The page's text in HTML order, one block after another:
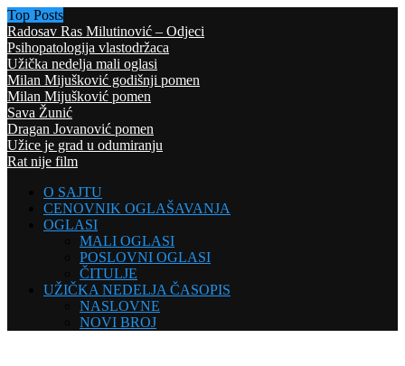
Top Posts
Radosav Ras Milutinović – Odjeci
Psihopatologija vlastodržaca
Užička nedelja mali oglasi
Milan Mijušković godišnji pomen
Milan Mijušković pomen
Sava Žunić
Dragan Jovanović pomen
Užice je grad u odumiranju
Rat nije film
O SAJTU
CENOVNIK OGLAŠAVANJA
OGLASI
MALI OGLASI
POSLOVNI OGLASI
ČITULJE
UŽIČKA NEDELJA ČASOPIS
NASLOVNE
NOVI BROJ